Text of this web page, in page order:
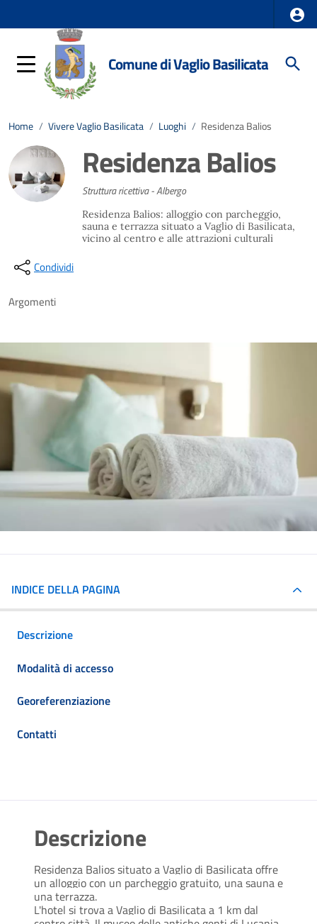
Comune di Vaglio Basilicata
Home / Vivere Vaglio Basilicata / Luoghi / Residenza Balios
Residenza Balios
Struttura ricettiva - Albergo
Residenza Balios: alloggio con parcheggio,
sauna e terrazza situato a Vaglio di Basilicata,
vicino al centro e alle attrazioni culturali
Condividi
Argomenti
INDICE DELLA PAGINA
Descrizione
Modalità di accesso
Georeferenziazione
Contatti
Descrizione
Residenza Balios situato a Vaglio di Basilicata offre
un alloggio con un parcheggio gratuito, una sauna e
una terrazza.
L'hotel si trova a Vaglio di Basilicata a 1 km dal